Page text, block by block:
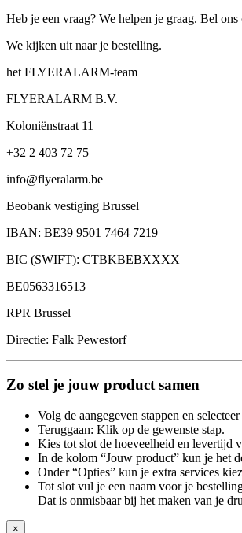
Heb je een vraag? We helpen je graag. Bel
We kijken uit naar je bestelling.
het FLYERALARM-team
FLYERALARM B.V.
Koloniënstraat 11
+32 2 403 72 75
info@flyeralarm.be
Beobank vestiging Brussel
IBAN: BE39 9501 7464 7219
BIC (SWIFT): CTBKBEBXXXX
BE0563316513
RPR Brussel
Directie: Falk Pewestorf
Zo stel je jouw product samen
Volg de aangegeven stappen en
Teruggaan: Klik op de gewenste stap.
Kies tot slot de hoeveelheid en levertijd
In de kolom “Jouw product” kun je het
Onder “Opties” kun je extra services
Tot slot vul je een naam voor je
Dat is onmisbaar bij het maken van je
×